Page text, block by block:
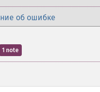
об ошибке
1 note